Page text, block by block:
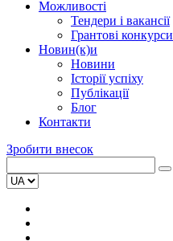
Можливості
Тендери і вакансії
Грантові конкурси
Новин(к)и
Новини
Історії успіху
Публікації
Блог
Контакти
Зробити внесок